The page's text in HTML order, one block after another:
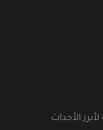
الأحداث